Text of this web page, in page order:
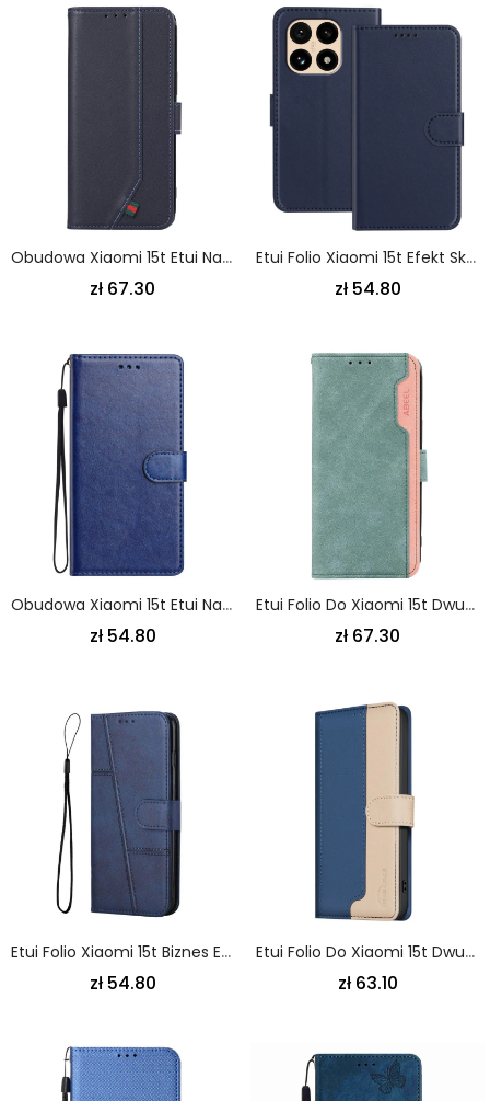
Obudowa Xiaomi 15t Etui Na Telefon Technologia Rfid
zł 67.30
Etui Folio Xiaomi 15t Efekt Skóry
zł 54.80
Obudowa Xiaomi 15t Etui Na Telefon Gładka Z Paskiem
zł 54.80
Etui Folio Do Xiaomi 15t Dwukolorowy Abeel
zł 67.30
Etui Folio Xiaomi 15t Biznes Etui Ochronne
zł 54.80
Etui Folio Do Xiaomi 15t Dwukolorowy Kolor Binfen
zł 63.10